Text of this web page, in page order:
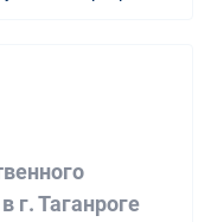
г. Таганроге